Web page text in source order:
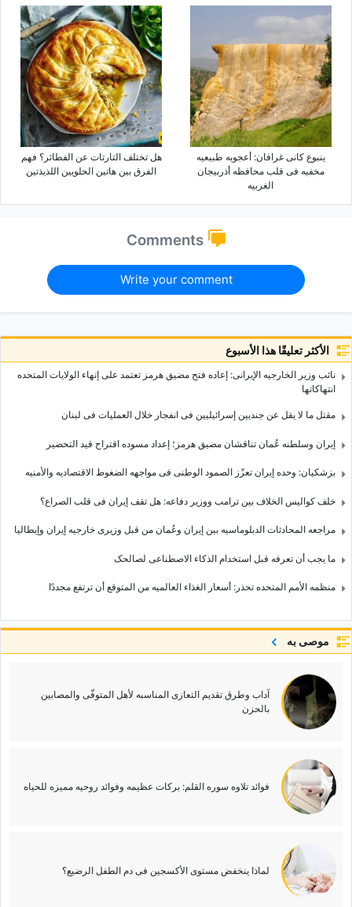
ینبوع کانی غرافان: أعجوبه طبیعیه
مخفیه فی قلب محافظه أذربیجان
الغربیه
هل تختلف التارتات عن الفطائر؟ فهم
الفرق بین هاتین الحلویین اللذیذتین
Comments
Write your comment
الأكثر تعليقًا هذا الأسبوع
نائب وزیر الخارجیه الإیرانی: إعاده فتح مضیق هرمز تعتمد على إنهاء الولایات المتحده
انتهاکاتها
مقتل ما لا یقل عن جندیین إسرائیلیین فی انفجار خلال العملیات فی لبنان
إیران وسلطنه عُمان تناقشان مضیق هرمز؛ إعداد مسوده اقتراح قید التحضیر
بزشکیان: وحده إیران تعزّز الصمود الوطنی فی مواجهه الضغوط الاقتصادیه والأمنیه
خلف کوالیس الخلاف بین ترامب ووزیر دفاعه: هل تقف إیران فی قلب الصراع؟
مراجعه المحادثات الدبلوماسیه بین إیران وعُمان من قبل وزیری خارجیه إیران وإیطالیا
ما یجب أن تعرفه قبل استخدام الذکاء الاصطناعی لصالحک
منظمه الأمم المتحده تحذر: أسعار الغذاء العالمیه من المتوقع أن ترتفع مجددًا
موصى به
آداب وطرق تقدیم التعازی المناسبه لأهل المتوفّى والمصابین
بالحزن
فوائد تلاوه سوره القلم: برکات عظیمه وفوائد روحیه ممیزه للحیاه
لماذا ینخفض مستوى الأکسجین فی دم الطفل الرضیع؟